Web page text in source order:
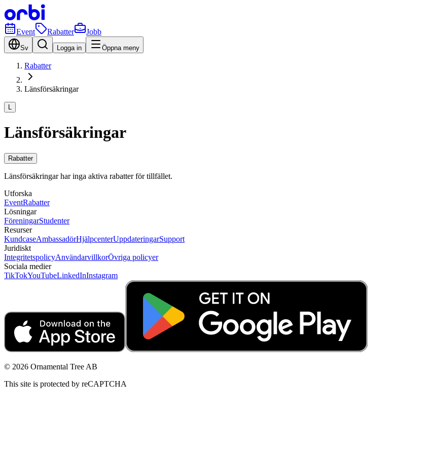
Event Rabatter Jobb
Sv Logga in Öppna meny
Rabatter
Länsförsäkringar
L
Länsförsäkringar
Rabatter
Länsförsäkringar har inga aktiva rabatter för tillfället.
Utforska
EventRabatter
Lösningar
FöreningarStudenter
Resurser
KundcaseAmbassadörHjälpcenterUppdateringarSupport
Juridiskt
IntegritetspolicyAnvändarvillkorÖvriga policyer
Sociala medier
TikTokYouTubeLinkedInInstagram
© 2026 Ornamental Tree AB
This site is protected by reCAPTCHA